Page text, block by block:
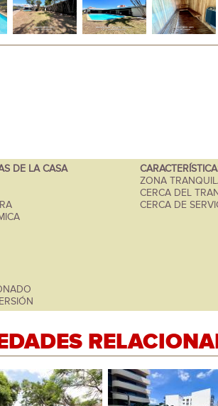
DE LA CASA
ZONA
CERCA DEL
CERCA DE